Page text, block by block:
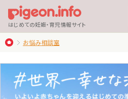
はじめての妊娠・育児情報サイト
お悩み相談室